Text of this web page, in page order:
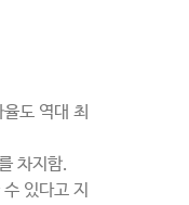
도 역대 최
차지함.
있다고 지